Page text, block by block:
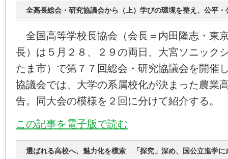
全高長総会・研究協議会から（上）学びの環境を整え、公平・
全国高等学校長協会（会長＝内田隆志・東
長）は５月２８、２９の両日、大宮ソニック
たま市）で第７７回総会・研究協議会を開催
協議会では、大学の系属校化が決まった農業
告。同大会の模様を２回に分けて紹介する。
この記事を電子版で読む
選ばれる高校へ、魅力化を模索 「探究」深め、国公立進学に